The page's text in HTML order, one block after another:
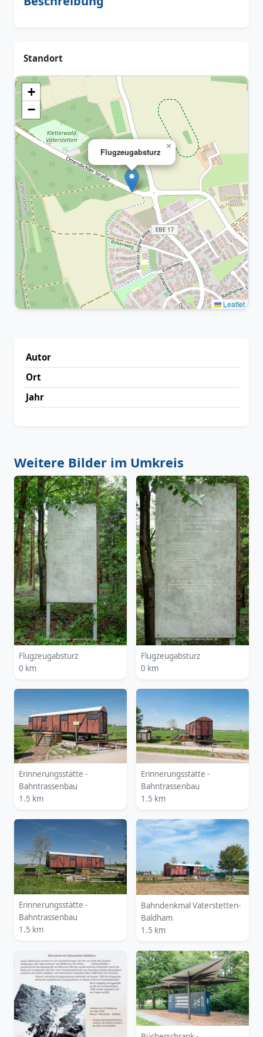
Standort
Flugzeugabsturz
×
+
−
Leaflet
Autor
Ort
Jahr
Weitere Bilder im Umkreis
Flugzeugabsturz
0 km
Flugzeugabsturz
0 km
Erinnerungsstätte -
Bahntrassenbau
1.5 km
Erinnerungsstätte -
Bahntrassenbau
1.5 km
Erinnerungsstätte -
Bahntrassenbau
1.5 km
Bahndenkmal Vaterstetten-
Baldham
1.5 km